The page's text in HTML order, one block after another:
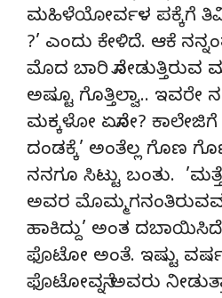
ಮಹಿಳೆಯೋರ್ವಳ ಪಕ್ಕೆಗೆ
?’ ಎಂದು ಕೇಳಿದೆ. ಆಕೆ
ಮೊದ ಬಾರಿ ನೋಡುತ್ತಿರುವ
ಅಷ್ಟೂ ಗೊತ್ತಿಲ್ವಾ.. ಇವರೇ
ಮಕ್ಕಳೋ ಏನೋ?
ದಂಡಕ್ಕೆ’ ಅಂತೆಲ್ಲ ಗೊಣ
ನನಗೂ ಸಿಟ್ಟು ಬಂತು.
ಅವರ
ಹಾಕಿದ್ದು’ ಅಂತ
ಫೊಟೋ ಅಂತೆ. ಇಷ್ಟು
ಫೊಟೋವನ್ನೆ ಅವರು